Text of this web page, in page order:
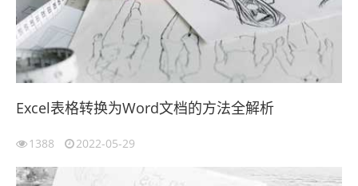
Excel表格转换为Word文档的方法全解析
1388 2022-05-29